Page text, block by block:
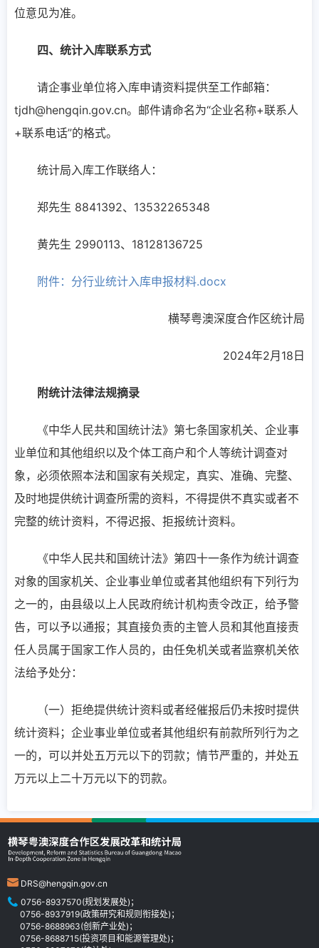
位意见为准。
四、统计入库联系方式
请企事业单位将入库申请资料提供至工作邮箱：
tjdh@hengqin.gov.cn。邮件请命名为“企业名称+联系人
+联系电话”的格式。
统计局入库工作联络人：
郑先生 8841392、13532265348
黄先生 2990113、18128136725
附件：分行业统计入库申报材料.docx
横琴粤澳深度合作区统计局
2024年2月18日
附统计法律法规摘录
《中华人民共和国统计法》第七条国家机关、企业事
业单位和其他组织以及个体工商户和个人等统计调查对
象，必须依照本法和国家有关规定，真实、准确、完整、
及时地提供统计调查所需的资料，不得提供不真实或者不
完整的统计资料，不得迟报、拒报统计资料。
《中华人民共和国统计法》第四十一条作为统计调查
对象的国家机关、企业事业单位或者其他组织有下列行为
之一的，由县级以上人民政府统计机构责令改正，给予警
告，可以予以通报；其直接负责的主管人员和其他直接责
任人员属于国家工作人员的，由任免机关或者监察机关依
法给予处分：
（一）拒绝提供统计资料或者经催报后仍未按时提供
统计资料；企业事业单位或者其他组织有前款所列行为之
一的，可以并处五万元以下的罚款；情节严重的，并处五
万元以上二十万元以下的罚款。
DRS@hengqin.gov.cn
0756-8937570(规划发展处)；
0756-8937919(政策研究和规则衔接处)；
0756-8688963(创新产业处)；
0756-8688715(投资项目和能源管理处)；